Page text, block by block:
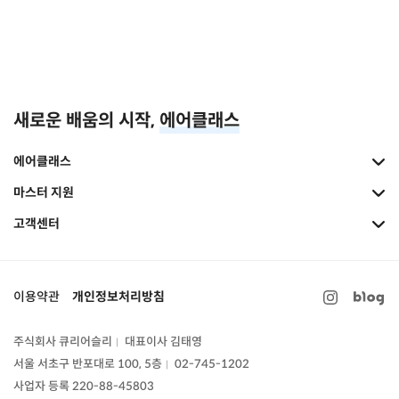
새로운 배움의 시작, 에어클래스
에어클래스
마스터 지원
고객센터
이용약관 개인정보처리방침
주식회사 큐리어슬리
대표이사 김태영
서울 서초구 반포대로 100, 5층
02-745-1202
사업자 등록 220-88-45803